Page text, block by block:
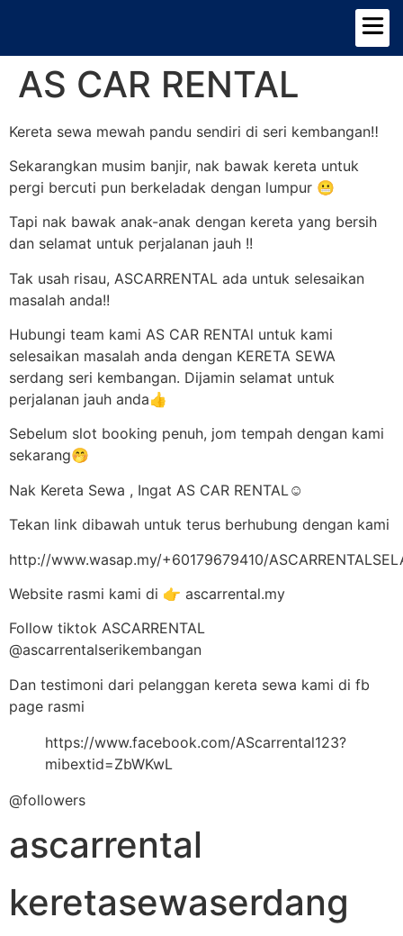
AS CAR RENTAL
Kereta sewa mewah pandu sendiri di seri kembangan‼️
Sekarangkan musim banjir, nak bawak kereta untuk
pergi bercuti pun berkeladak dengan lumpur 😬
Tapi nak bawak anak-anak dengan kereta yang bersih
dan selamat untuk perjalanan jauh !!
Tak usah risau, ASCARRENTAL ada untuk selesaikan
masalah anda!!
Hubungi team kami AS CAR RENTAl untuk kami
selesaikan masalah anda dengan KERETA SEWA
serdang seri kembangan. Dijamin selamat untuk
perjalanan jauh anda👍
Sebelum slot booking penuh, jom tempah dengan kami
sekarang🤭
Nak Kereta Sewa , Ingat AS CAR RENTAL☺️
Tekan link dibawah untuk terus berhubung dengan kami
http://www.wasap.my/+60179679410/
Website rasmi kami di 👉 ascarrental.my
Follow tiktok ASCARRENTAL
@ascarrentalserikembangan
Dan testimoni dari pelanggan kereta sewa kami di fb
page rasmi
https://www.facebook.com/AScarrental123?
mibextid=ZbWKwL
@followers
ascarrental
keretasewaserdang